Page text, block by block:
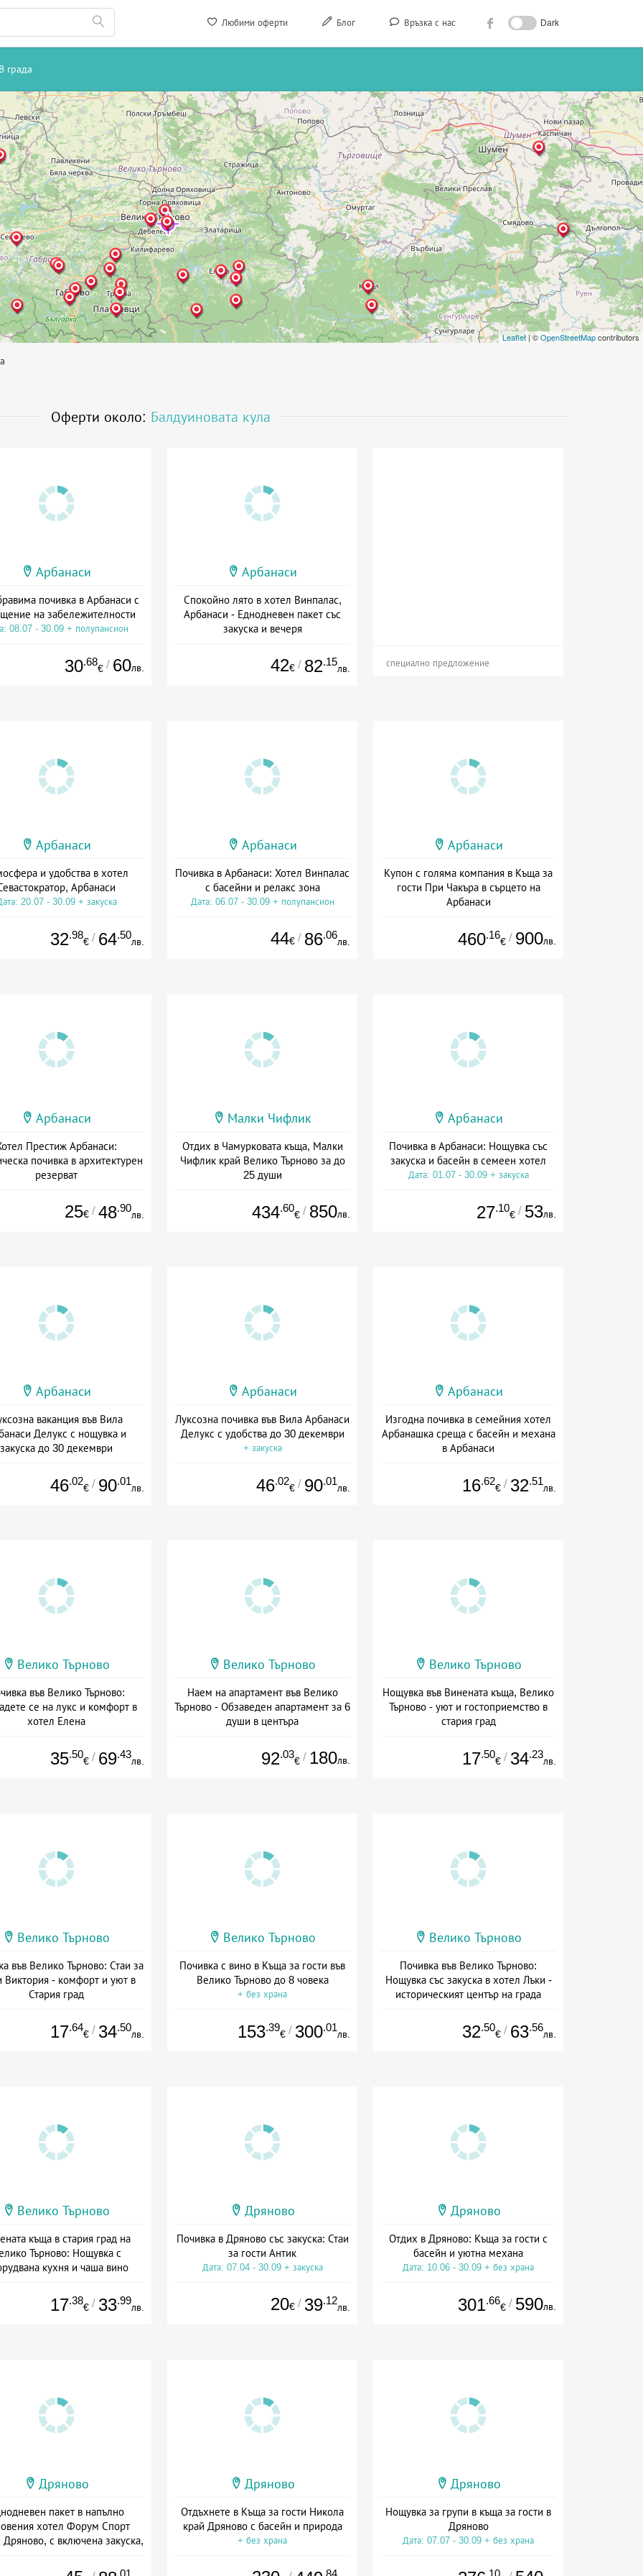
Любими оферти Блог Връзка с нас Dark
В града
Leaflet | ©OpenStreetMapcontributors
Оферти около: Балдуиновата кула
Арбанаси
почивка в Арбанаси с
на забележителности
08.07 - 30.09 + полупансион
30.68
€ / 60лв.
Арбанаси
Спокойно лято в хотел Винпалас,
Арбанаси - Еднодневен пакет със
закуска и вечеря
42€ / 82.15
лв. специално предложение
Арбанаси
и удобства в хотел
Арбанаси
20.07 - 30.09 + закуска
32.98
€ / 64.50
лв.
Арбанаси
Почивка в Арбанаси: Хотел Винпалас
с басейни и релакс зона
Дата: 06.07 - 30.09 + полупансион
44€ / 86.06
лв.
Арбанаси
Купон с голяма компания в Къща за
гости При Чакъра в сърцето на
Арбанаси
460.16
€ / 900лв.
Арбанаси
Престиж Арбанаси:
почивка в архитектурен
резерват
25€ / 48.90
лв.
Малки Чифлик
Отдих в Чамурковата къща, Малки
Чифлик край Велико Търново за до
25 души
434.60
€ / 850лв.
Арбанаси
Почивка в Арбанаси: Нощувка със
закуска и басейн в семеен хотел
Дата: 01.07 - 30.09 + закуска
27.10
€ / 53лв.
Арбанаси
ваканция във Вила
Делукс с нощувка и
закуска до 30 декември
46.02
€ / 90.01
лв.
Арбанаси
Луксозна почивка във Вила Арбанаси
Делукс с удобства до 30 декември
+ закуска
46.02
€ / 90.01
лв.
Арбанаси
Изгодна почивка в семейния хотел
Арбанашка среща с басейн и механа
в Арбанаси
16.62
€ / 32.51
лв.
Велико Търново
във Велико Търново:
се на лукс и комфорт в
хотел Елена
35.50
€ / 69.43
лв.
Велико Търново
Наем на апартамент във Велико
Търново - Обзаведен апартамент за 6
души в центъра
92.03
€ / 180лв.
Велико Търново
Нощувка във Винената къща, Велико
Търново - уют и гостоприемство в
стария град
17.50
€ / 34.23
лв.
Велико Търново
във Велико Търново: Стаи за
Виктория - комфорт и уют в
Стария град
17.64
€ / 34.50
лв.
Велико Търново
Почивка с вино в Къща за гости във
Велико Търново до 8 човека
+ без храна
153.39
€ / 300.01
лв.
Велико Търново
Почивка във Велико Търново:
Нощувка със закуска в хотел Лъки -
историческият център на града
32.50
€ / 63.56
лв.
Велико Търново
къща в стария град на
Търново: Нощувка с
кухня и чаша вино
17.38
€ / 33.99
лв.
Дряново
Почивка в Дряново със закуска: Стаи
за гости Антик
Дата: 07.04 - 30.09 + закуска
20€ / 39.12
лв.
Дряново
Отдих в Дряново: Къща за гости с
басейн и уютна механа
Дата: 10.06 - 30.09 + без храна
301.66
€ / 590лв.
Дряново
пакет в напълно
хотел Форум Спорт
Дряново, с включена закуска,
15.06 - 06.09 + полупансион
.01
Дряново
Отдъхнете в Къща за гости Никола
край Дряново с басейн и природа
+ без храна
.84
Дряново
Нощувка за групи в къща за гости в
Дряново
Дата: 07.07 - 30.09 + без храна
.10